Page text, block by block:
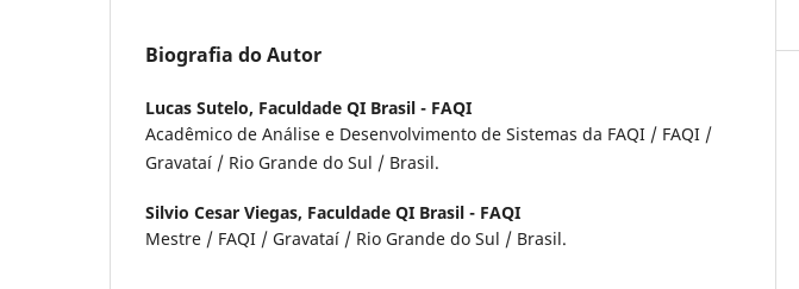
Biografia do Autor
Lucas Sutelo, Faculdade QI Brasil - FAQI
Acadêmico de Análise e Desenvolvimento de Sistemas da FAQI / FAQI /
Gravataí / Rio Grande do Sul / Brasil.
Silvio Cesar Viegas, Faculdade QI Brasil - FAQI
Mestre / FAQI / Gravataí / Rio Grande do Sul / Brasil.